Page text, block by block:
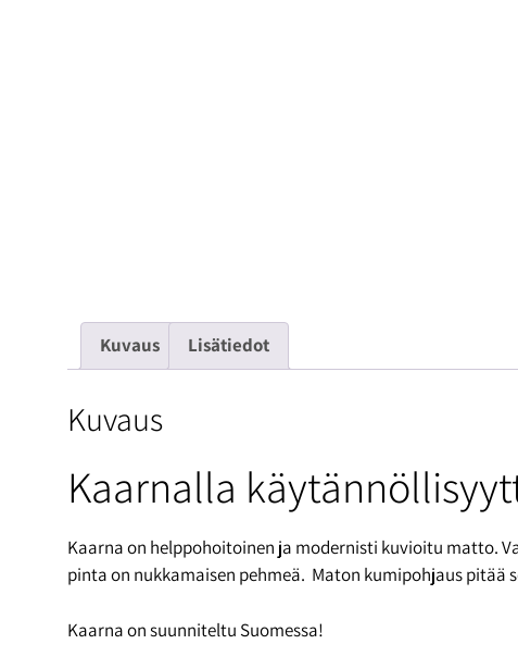
Kuvaus Lisätiedot
Kuvaus
Kaarnalla
Kaarna on helppohoitoinen ja modernisti kuvioitu matto.
pinta on nukkamaisen pehmeä. Maton kumipohjaus
Kaarna on suunniteltu Suomessa!